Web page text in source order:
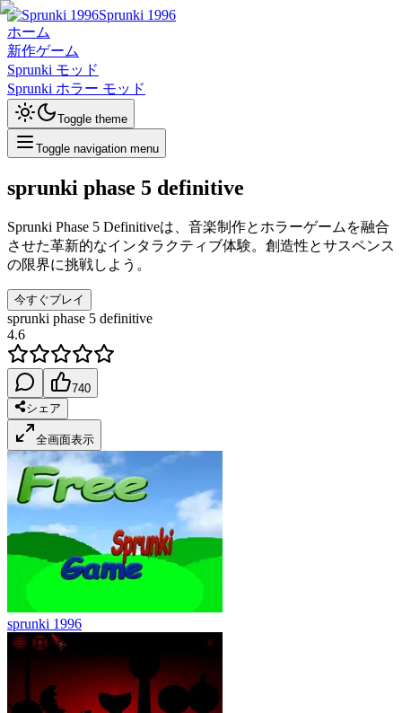
Sprunki 1996
ホーム
新作ゲーム
Sprunki モッド
Sprunki ホラー モッド
Toggle theme
Toggle navigation menu
sprunki phase 5 definitive
Sprunki Phase 5 Definitiveは、音楽制作とホラーゲームを融合
させた革新的なインタラクティブ体験。創造性とサスペンス
の限界に挑戦しよう。
今すぐプレイ
sprunki phase 5 definitive
4.6
740
シェア
全画面表示
sprunki 1996